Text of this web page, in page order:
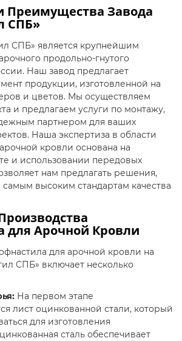
Преимущества Завода
СПБ»
СПБ» является крупнейшим
продольно-гнутого
Наш завод предлагает
продукции, изготовленной на
и цветов. Мы осуществляем
и предлагаем услуги по монтажу,
партнером для ваших
Наша экспертиза в области
кровли основана на
и использовании передовых
нам предлагать решения,
высоким стандартам качества
для Арочной Кровли
для арочной кровли на
СПБ» включает несколько
На первом этапе
лист оцинкованной стали, который
для изготовления
сталь обеспечивает